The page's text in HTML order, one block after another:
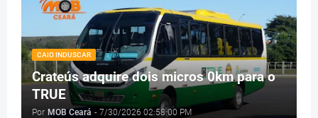
CAIO INDUSCAR
Crateús adquire dois micros 0km para o
TRUE
Por MOB Ceará - 7/30/2026 02:58:00 PM